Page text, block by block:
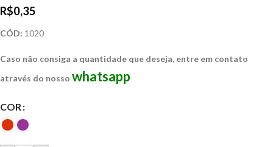
R$0,35
CÓD: 1020
Caso não consiga a quantidade que deseja, entre em contato
através do nosso whatsapp
COR